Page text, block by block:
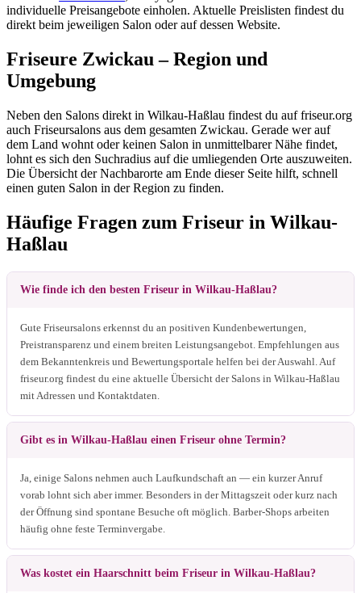
individuelle Preisangebote einholen. Aktuelle Preislisten findest du
direkt beim jeweiligen Salon oder auf dessen Website.
Friseure Zwickau – Region und
Umgebung
Neben den Salons direkt in Wilkau-Haßlau findest du auf friseur.org
auch Friseursalons aus dem gesamten Zwickau. Gerade wer auf
dem Land wohnt oder keinen Salon in unmittelbarer Nähe findet,
lohnt es sich den Suchradius auf die umliegenden Orte auszuweiten.
Die Übersicht der Nachbarorte am Ende dieser Seite hilft, schnell
einen guten Salon in der Region zu finden.
Häufige Fragen zum Friseur in Wilkau-
Haßlau
Wie finde ich den besten Friseur in Wilkau-Haßlau?
Gute Friseursalons erkennst du an positiven Kundenbewertungen,
Preistransparenz und einem breiten Leistungsangebot. Empfehlungen aus
dem Bekanntenkreis und Bewertungsportale helfen bei der Auswahl. Auf
friseur.org findest du eine aktuelle Übersicht der Salons in Wilkau-Haßlau
mit Adressen und Kontaktdaten.
Gibt es in Wilkau-Haßlau einen Friseur ohne Termin?
Ja, einige Salons nehmen auch Laufkundschaft an — ein kurzer Anruf
vorab lohnt sich aber immer. Besonders in der Mittagszeit oder kurz nach
der Öffnung sind spontane Besuche oft möglich. Barber-Shops arbeiten
häufig ohne feste Terminvergabe.
Was kostet ein Haarschnitt beim Friseur in Wilkau-Haßlau?